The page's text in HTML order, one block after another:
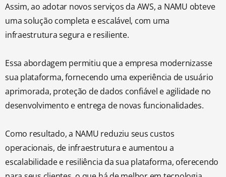
Assim, ao adotar novos serviços da AWS, a NAMU obteve
uma solução completa e escalável, com uma
infraestrutura segura e resiliente.
Essa abordagem permitiu que a empresa modernizasse
sua plataforma, fornecendo uma experiência de usuário
aprimorada, proteção de dados confiável e agilidade no
desenvolvimento e entrega de novas funcionalidades.
Como resultado, a NAMU reduziu seus custos
operacionais, de infraestrutura e aumentou a
escalabilidade e resiliência da sua plataforma, oferecendo